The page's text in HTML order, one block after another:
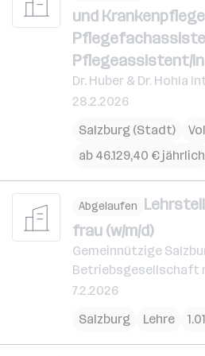
und
Pflegeassistent/in
Dr. Huber & Dr. Hohla
28.2.2026
Salzburg (Stadt)
ab 46.129,40 € jährlich
Abgelaufen
frau (w/m/d)
Gemeinnützige
Betriebsgesellschaft
7.2.2026
Salzburg
Lehre